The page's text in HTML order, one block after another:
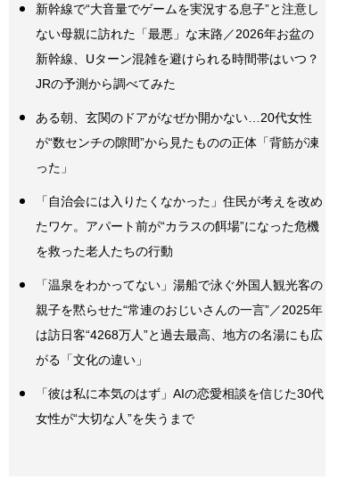
新幹線で“大音量でゲームを実況する息子”と注意し
ない母親に訪れた「最悪」な末路／2026年お盆の
新幹線、Uターン混雑を避けられる時間帯はいつ？
JRの予測から調べてみた
ある朝、玄関のドアがなぜか開かない…20代女性
が“数センチの隙間”から見たものの正体「背筋が凍
った」
「自治会には入りたくなかった」住民が考えを改め
たワケ。アパート前が“カラスの餌場”になった危機
を救った老人たちの行動
「温泉をわかってない」湯船で泳ぐ外国人観光客の
親子を黙らせた“常連のおじいさんの一言”／2025年
は訪日客“4268万人”と過去最高、地方の名湯にも広
がる「文化の違い」
「彼は私に本気のはず」AIの恋愛相談を信じた30代
女性が“大切な人”を失うまで